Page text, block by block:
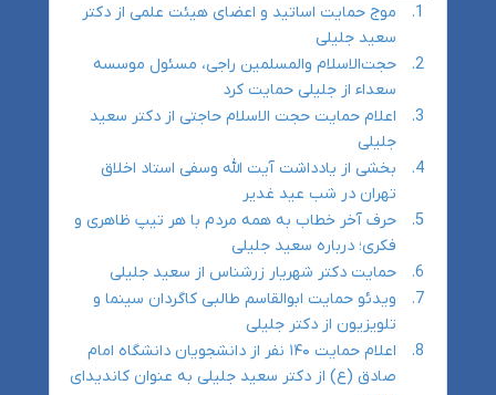
موج حمایت اساتید و اعضای هیئت علمی از دکتر
سعید جلیلی
حجت‌الاسلام والمسلمین راجی، مسئول موسسه
سعداء از جلیلی حمایت کرد
اعلام حمایت حجت الاسلام حاجتی از دکتر سعید
جلیلی
بخشی از یادداشت آیت الله وسفی استاد اخلاق
تهران در شب عید غدیر
حرف آخر خطاب به همه مردم با هر تیپ ظاهری و
فکری؛ درباره سعید جلیلی
حمایت دکتر شهریار زرشناس از سعید جلیلی
ویدئو حمایت ابوالقاسم طالبی کاگردان سینما و
تلویزیون از دکتر جلیلی
اعلام حمایت ۱۴۰ نفر از دانشجویان دانشگاه امام
صادق (ع) از دکتر سعید جلیلی به عنوان کاندیدای